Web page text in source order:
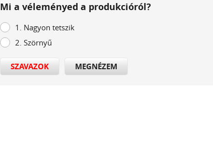
Mi a véleményed a produkcióról?
1. Nagyon tetszik
2. Szörnyű
SZAVAZOK MEGNÉZEM